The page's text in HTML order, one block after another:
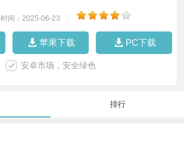
时间：2025-06-23
苹果下载 PC下载
安卓市场，安全绿色
排行